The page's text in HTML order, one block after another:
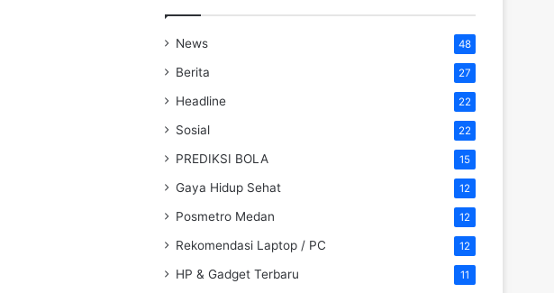
News 48
Berita 27
Headline 22
Sosial 22
PREDIKSI BOLA 15
Gaya Hidup Sehat 12
Posmetro Medan 12
Rekomendasi Laptop / PC 12
HP & Gadget Terbaru 11